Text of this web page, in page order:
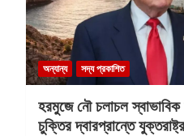
অন্যান্য সদ্য প্রকাশিত
হরমুজে নৌ চলাচল স্বাভাবিক
চুক্তির দ্বারপ্রান্তে